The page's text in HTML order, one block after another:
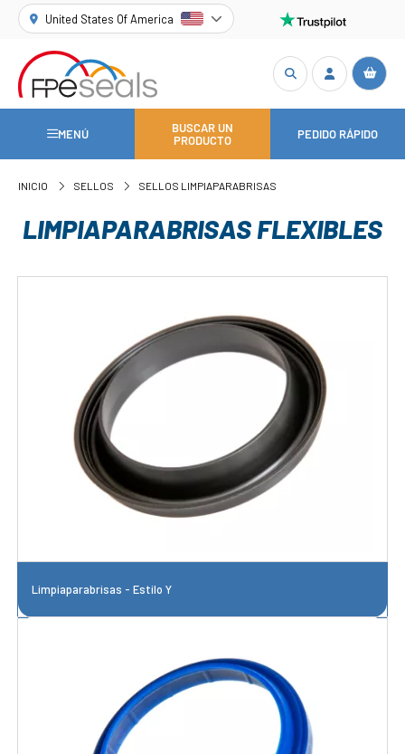
United States Of America
MENÚ
BUSCAR UN
PRODUCTO
PEDIDO RÁPIDO
INICIO SELLOS SELLOS LIMPIAPARABRISAS
LIMPIAPARABRISAS FLEXIBLES
Limpiaparabrisas - Estilo Y